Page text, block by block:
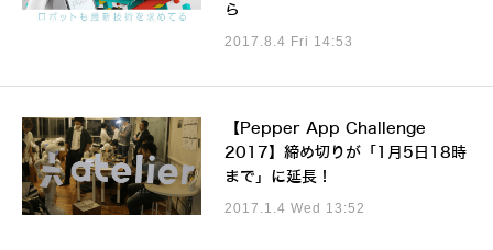
ら
2017.8.4 Fri 14:53
【Pepper App Challenge
2017】締め切りが「1月5日18時
まで」に延長！
2017.1.4 Wed 13:52